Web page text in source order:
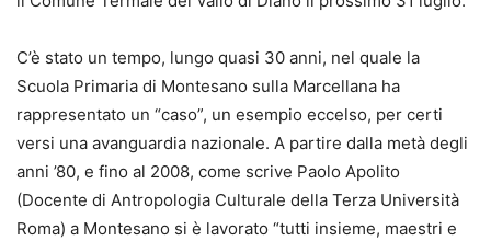
C’è stato un tempo, lungo quasi 30 anni, nel quale la
Scuola Primaria di Montesano sulla Marcellana ha
rappresentato un “caso”, un esempio eccelso, per certi
versi una avanguardia nazionale. A partire dalla metà degli
anni ’80, e fino al 2008, come scrive Paolo Apolito
(Docente di Antropologia Culturale della Terza Università
Roma) a Montesano si è lavorato “tutti insieme, maestri e